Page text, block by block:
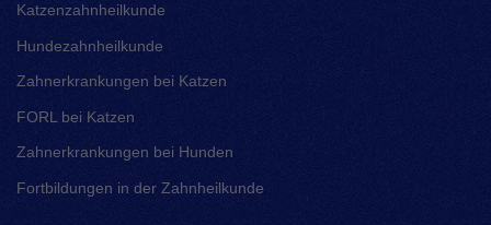
Katzenzahnheilkunde
Hundezahnheilkunde
Zahnerkrankungen bei Katzen
FORL bei Katzen
Zahnerkrankungen bei Hunden
Fortbildungen in der Zahnheilkunde